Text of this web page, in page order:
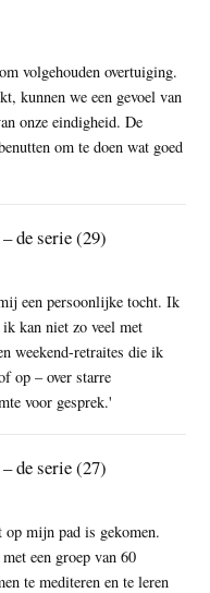
volgehouden overtuiging.
kunnen we een gevoel van
onze eindigheid. De
om te doen wat goed
de serie (29)
een persoonlijke tocht. Ik
kan niet zo veel met
weekend-retraites die ik
op – over starre
voor gesprek.'
de serie (27)
mijn pad is gekomen.
een groep van 60
te mediteren en te leren